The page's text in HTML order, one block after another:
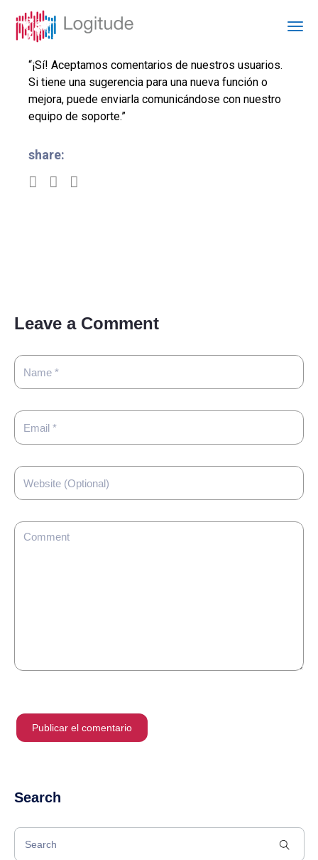
“¡Sí! Aceptamos comentarios de nuestros usuarios.
Si tiene una sugerencia para una nueva función o
mejora, puede enviarla comunicándose con nuestro
equipo de soporte.”
share:
Leave a Comment
Search